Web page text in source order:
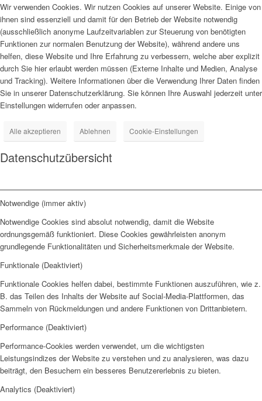
Wir verwenden Cookies. Wir nutzen Cookies auf unserer Website. Einige von
ihnen sind essenziell und damit für den Betrieb der Website notwendig
(ausschließlich anonyme Laufzeitvariablen zur Steuerung von benötigten
Funktionen zur normalen Benutzung der Website), während andere uns
helfen, diese Website und Ihre Erfahrung zu verbessern, welche aber explizit
durch Sie hier erlaubt werden müssen (Externe Inhalte und Medien, Analyse
und Tracking). Weitere Informationen über die Verwendung Ihrer Daten finden
Sie in unserer Datenschutzerklärung. Sie können Ihre Auswahl jederzeit unter
Einstellungen widerrufen oder anpassen.
Alle akzeptieren Ablehnen Cookie-Einstellungen
Datenschutzübersicht
Notwendige (immer aktiv)
Notwendige Cookies sind absolut notwendig, damit die Website
ordnungsgemäß funktioniert. Diese Cookies gewährleisten anonym
grundlegende Funktionalitäten und Sicherheitsmerkmale der Website.
Funktionale (Deaktiviert)
Funktionale Cookies helfen dabei, bestimmte Funktionen auszuführen, wie z.
B. das Teilen des Inhalts der Website auf Social-Media-Plattformen, das
Sammeln von Rückmeldungen und andere Funktionen von Drittanbietern.
Performance (Deaktiviert)
Performance-Cookies werden verwendet, um die wichtigsten
Leistungsindizes der Website zu verstehen und zu analysieren, was dazu
beiträgt, den Besuchern ein besseres Benutzererlebnis zu bieten.
Analytics (Deaktiviert)